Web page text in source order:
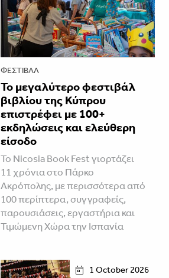
ΦΕΣΤΙΒΑΛ
Το μεγαλύτερο φεστιβάλ
βιβλίου της Κύπρου
επιστρέφει με 100+
εκδηλώσεις και ελεύθερη
είσοδο
Το Nicosia Book Fest γιορτάζει
11 χρόνια στο Πάρκο
Ακρόπολης, με περισσότερα από
100 περίπτερα, συγγραφείς,
παρουσιάσεις, εργαστήρια και
Τιμώμενη Χώρα την Ισπανία
1 October 2026